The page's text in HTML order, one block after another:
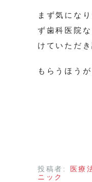
まず気にな
ず歯科医院
けていただ
もらうほう
投稿者:
医療
ニック